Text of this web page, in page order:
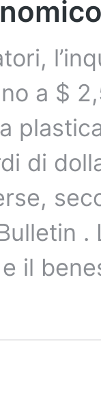
a $
di
.
il